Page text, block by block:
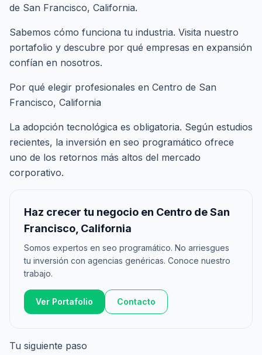
de San Francisco, California.
Sabemos cómo funciona tu industria. Visita nuestro
portafolio y descubre por qué empresas en expansión
confían en nosotros.
Por qué elegir profesionales en Centro de San
Francisco, California
La adopción tecnológica es obligatoria. Según estudios
recientes, la inversión en seo programático ofrece
uno de los retornos más altos del mercado
corporativo.
Haz crecer tu negocio en Centro de San
Francisco, California
Somos expertos en seo programático. No arriesgues
tu inversión con agencias genéricas. Conoce nuestro
trabajo.
Ver Portafolio Contacto
Tu siguiente paso